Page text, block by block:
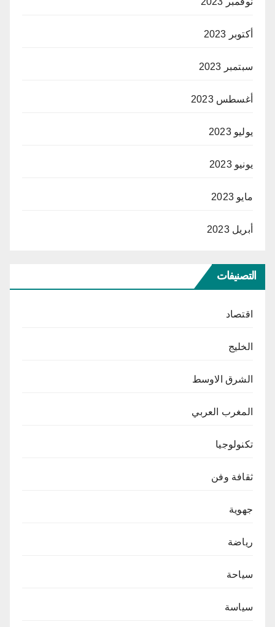
أكتوبر 2023
سبتمبر 2023
أغسطس 2023
يوليو 2023
يونيو 2023
مايو 2023
أبريل 2023
التصنيفات
اقتصاد
الخليج
الشرق الاوسط
المغرب العربي
تكنولوجيا
ثقافة وفن
جهوية
رياضة
سياحة
سياسة